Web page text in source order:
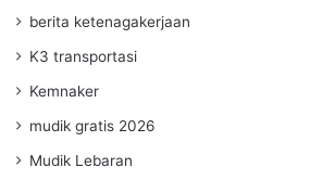
berita ketenagakerjaan
K3 transportasi
Kemnaker
mudik gratis 2026
Mudik Lebaran